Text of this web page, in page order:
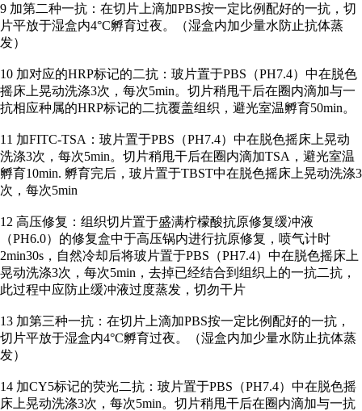
9 加第二种一抗：在切片上滴加PBS按一定比例配好的一抗，切
片平放于湿盒内4°C孵育过夜。（湿盒内加少量水防止抗体蒸
发）
10 加对应的HRP标记的二抗：玻片置于PBS（PH7.4）中在脱色
摇床上晃动洗涤3次，每次5min。切片稍甩干后在圈内滴加与一
抗相应种属的HRP标记的二抗覆盖组织，避光室温孵育50min。
11 加FITC-TSA：玻片置于PBS（PH7.4）中在脱色摇床上晃动
洗涤3次，每次5min。切片稍甩干后在圈内滴加TSA，避光室温
孵育10min. 孵育完后，玻片置于TBST中在脱色摇床上晃动洗涤3
次，每次5min
12 高压修复：组织切片置于盛满柠檬酸抗原修复缓冲液
（PH6.0）的修复盒中于高压锅内进行抗原修复，喷气计时
2min30s，自然冷却后将玻片置于PBS（PH7.4）中在脱色摇床上
晃动洗涤3次，每次5min，去掉已经结合到组织上的一抗二抗，
此过程中应防止缓冲液过度蒸发，切勿干片
13 加第三种一抗：在切片上滴加PBS按一定比例配好的一抗，
切片平放于湿盒内4°C孵育过夜。（湿盒内加少量水防止抗体蒸
发）
14 加CY5标记的荧光二抗：玻片置于PBS（PH7.4）中在脱色摇
床上晃动洗涤3次，每次5min。切片稍甩干后在圈内滴加与一抗